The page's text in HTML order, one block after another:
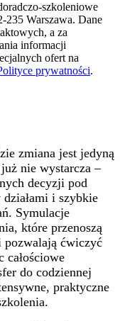
szkoleniowe
235 Warszawa. Dane
a za
informacji
ofert na
prywatności.
zmiana jest jedyną
nie wystarcza –
decyzji pod
i szybkie
Symulacje
które przenoszą
pozwalają ćwiczyć
całościowe
do codziennej
praktyczne